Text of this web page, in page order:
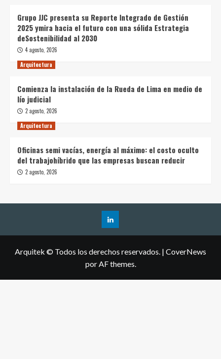
Grupo JJC presenta su Reporte Integrado de Gestión
2025 ymira hacia el futuro con una sólida Estrategia
deSostenibilidad al 2030
4 agosto, 2026
Arquitectura
Comienza la instalación de la Rueda de Lima en medio de
lío judicial
2 agosto, 2026
Arquitectura
Oficinas semi vacías, energía al máximo: el costo oculto
del trabajohíbrido que las empresas buscan reducir
2 agosto, 2026
Arquitek © Todos los derechos reservados. | CoverNews
por AF themes.